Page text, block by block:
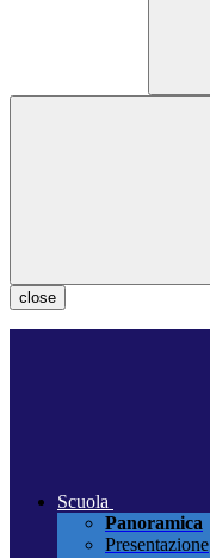
close
Scuola
Panoramica
Presentazione